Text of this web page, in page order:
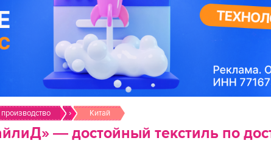
› Китай
— достойный текстиль по